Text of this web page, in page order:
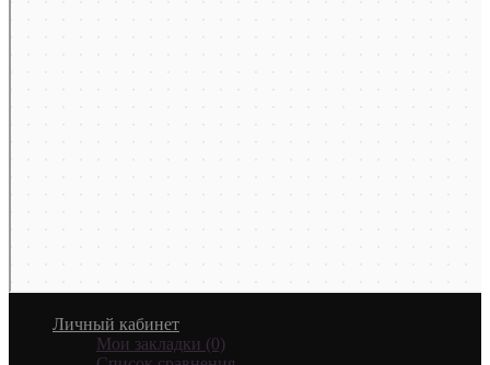
Личный кабинет
Мои закладки (0)